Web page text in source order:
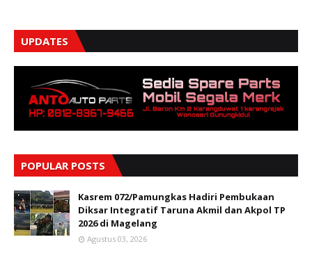
UPDATES
POPULAR POSTS
Kasrem 072/Pamungkas Hadiri Pembukaan
Diksar Integratif Taruna Akmil dan Akpol TP
2026 di Magelang
Agustus 03, 2026